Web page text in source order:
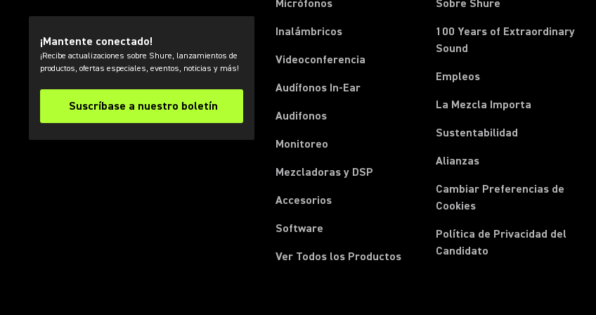
¡Mantente conectado!
¡Recibe actualizaciones sobre Shure, lanzamientos de
productos, ofertas especiales, eventos, noticias y más!
Suscríbase a nuestro boletín
Micrófonos
Inalámbricos
Videoconferencia
Audífonos In-Ear
Audifonos
Monitoreo
Mezcladoras y DSP
Accesorios
Software
Ver Todos los Productos
Sobre Shure
100 Years of Extraordinary
Sound
Empleos
La Mezcla Importa
Sustentabilidad
Alianzas
Cambiar Preferencias de
Cookies
Política de Privacidad del
Candidato